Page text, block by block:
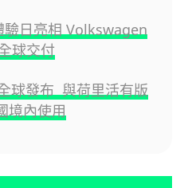
驗日亮相 Volkswagen
球交付
球發布 與荷里活有版
境內使用